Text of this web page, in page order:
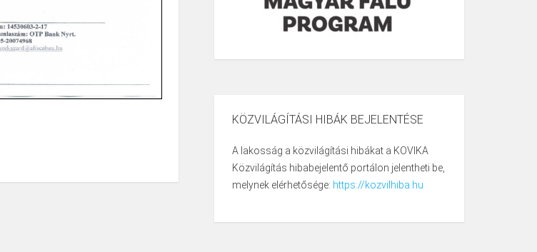
KÖZVILÁGÍTÁSI HIBÁK BEJELENTÉSE
A lakosság a közvilágítási hibákat a KOVIKA
Közvilágítás hibabejelentő portálon jelentheti be,
melynek elérhetősége: https://kozvilhiba.hu